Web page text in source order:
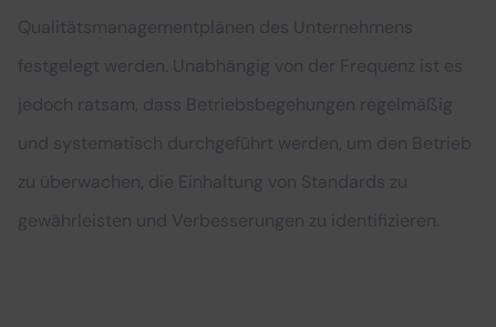
Qualitätsmanagementplänen des Unternehmens
festgelegt werden. Unabhängig von der Frequenz ist es
jedoch ratsam, dass Betriebsbegehungen regelmäßig
und systematisch durchgeführt werden, um den Betrieb
zu überwachen, die Einhaltung von Standards zu
gewährleisten und Verbesserungen zu identifizieren.